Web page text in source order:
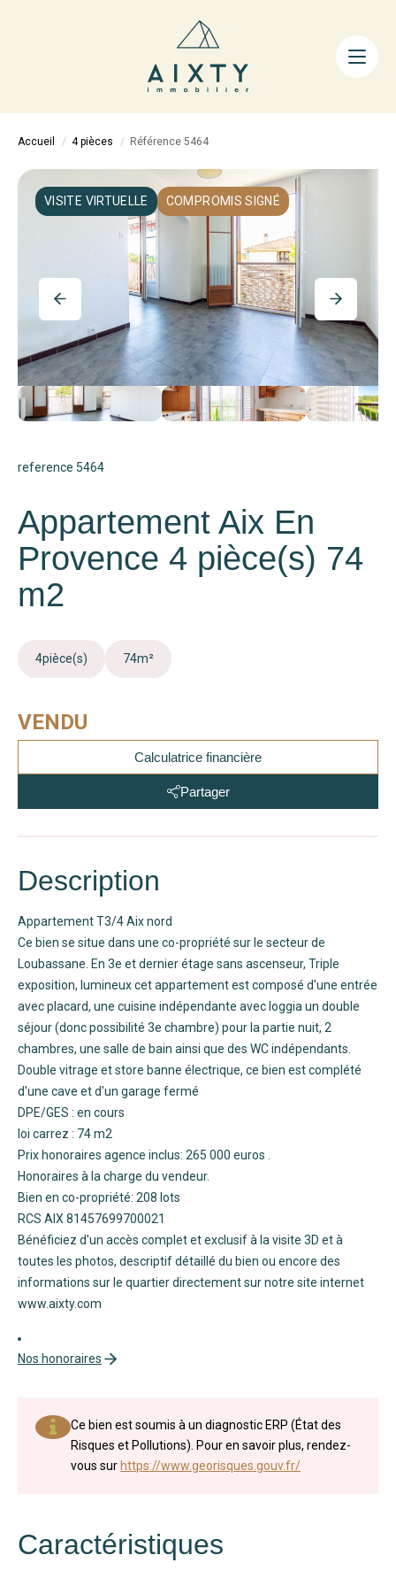
ACHETER
LA MÉTHODE
AIXTY & VOUS
Nos Agences
Nos Équipes
Nos Tarifs
Nos Biens Vendus
Notre City Guide
Accueil 4 pièces Référence 5464
VISITE VIRTUELLE COMPROMIS SIGNÉ
reference 5464
Appartement Aix En
Provence 4 pièce(s) 74
m2
4pièce(s) 74m²
VENDU
Calculatrice financière
Partager
Description
Appartement T3/4 Aix nord
Ce bien se situe dans une co-propriété sur le secteur de
Loubassane. En 3e et dernier étage sans ascenseur, Triple
exposition, lumineux cet appartement est composé d'une entrée
avec placard, une cuisine indépendante avec loggia un double
séjour (donc possibilité 3e chambre) pour la partie nuit, 2
chambres, une salle de bain ainsi que des WC indépendants.
Double vitrage et store banne électrique, ce bien est complété
d'une cave et d'un garage fermé
DPE/GES : en cours
loi carrez : 74 m2
Prix honoraires agence inclus: 265 000 euros .
Honoraires à la charge du vendeur.
Bien en co-propriété: 208 lots
RCS AIX 81457699700021
Bénéficiez d'un accès complet et exclusif à la visite 3D et à
toutes les photos, descriptif détaillé du bien ou encore des
informations sur le quartier directement sur notre site internet
www.aixty.com
Nos honoraires
Ce bien est soumis à un diagnostic ERP (État des
Risques et Pollutions). Pour en savoir plus, rendez-
vous surhttps://www.georisques.gouv.fr/
Caractéristiques